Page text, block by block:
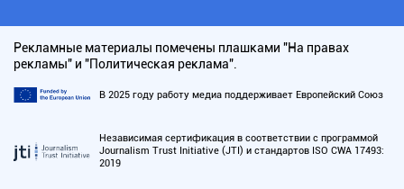
Рекламные материалы помечены плашками "На правах
рекламы" и "Политическая реклама".
В 2025 году работу медиа поддерживает Европейский Союз
Независимая сертификация в соответствии с программой
Journalism Trust Initiative (JTI) и стандартов ISO CWA 17493:
2019